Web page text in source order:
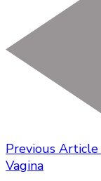
Previous Article
Vagina